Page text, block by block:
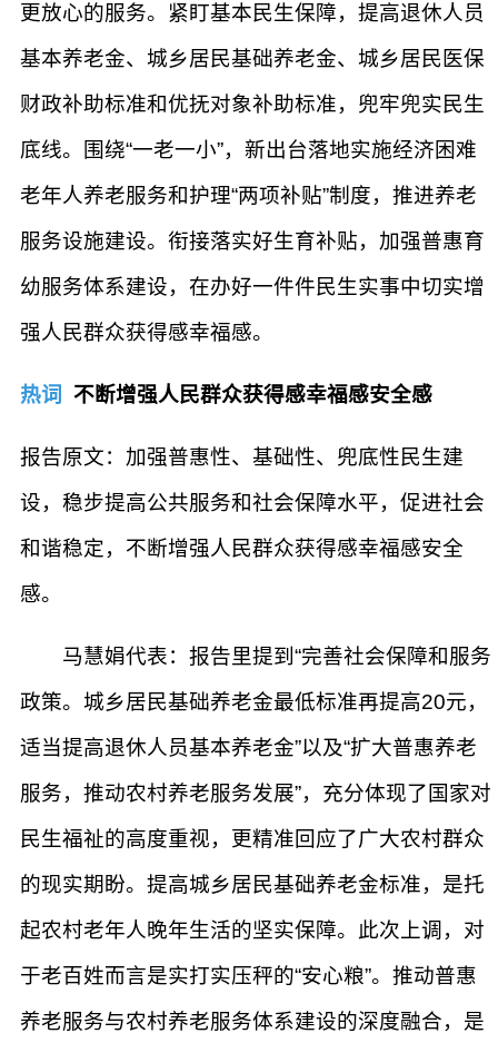
更放心的服务。紧盯基本民生保障，提高退休人员
基本养老金、城乡居民基础养老金、城乡居民医保
财政补助标准和优抚对象补助标准，兜牢兜实民生
底线。围绕“一老一小”，新出台落地实施经济困难
老年人养老服务和护理“两项补贴”制度，推进养老
服务设施建设。衔接落实好生育补贴，加强普惠育
幼服务体系建设，在办好一件件民生实事中切实增
强人民群众获得感幸福感。
热词 不断增强人民群众获得感幸福感安全感
报告原文：加强普惠性、基础性、兜底性民生建
设，稳步提高公共服务和社会保障水平，促进社会
和谐稳定，不断增强人民群众获得感幸福感安全
感。
马慧娟代表：报告里提到“完善社会保障和服务
政策。城乡居民基础养老金最低标准再提高20元，
适当提高退休人员基本养老金”以及“扩大普惠养老
服务，推动农村养老服务发展”，充分体现了国家对
民生福祉的高度重视，更精准回应了广大农村群众
的现实期盼。提高城乡居民基础养老金标准，是托
起农村老年人晚年生活的坚实保障。此次上调，对
于老百姓而言是实打实压秤的“安心粮”。推动普惠
养老服务与农村养老服务体系建设的深度融合，是